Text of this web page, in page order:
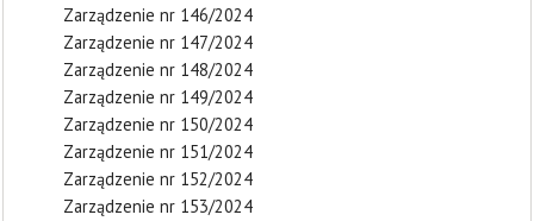
Zarządzenie nr 146/2024
Zarządzenie nr 147/2024
Zarządzenie nr 148/2024
Zarządzenie nr 149/2024
Zarządzenie nr 150/2024
Zarządzenie nr 151/2024
Zarządzenie nr 152/2024
Zarządzenie nr 153/2024